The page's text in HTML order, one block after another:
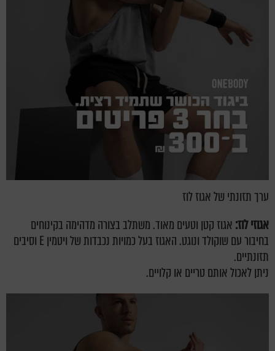
ערך תזונתי של אגוז לוז
אגוזי לוז: אגוז קטן וטעים מאוד. משתלב בצורה מדהימה בקינוחים
בחיבור עם שוקולד ונוגט. האגוז בעל כמויות נכבדות של ויטמין E וסיבים
תזונתיים.
ניתן לאכול אותם טריים או קלויים.